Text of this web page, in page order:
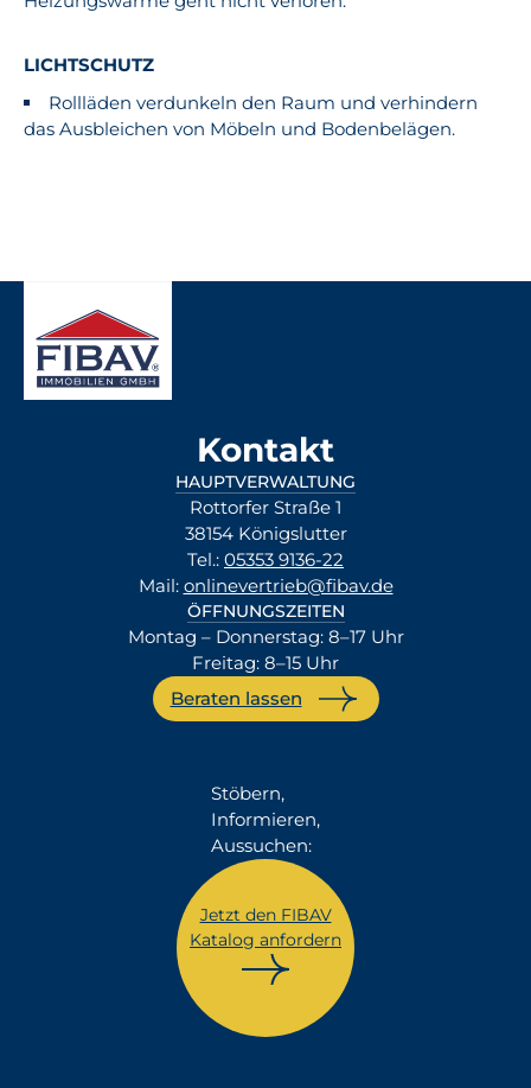
LICHTSCHUTZ
Rollläden verdunkeln den Raum und verhindern
das Ausbleichen von Möbeln und Bodenbelägen.
Kontakt
HAUPTVERWALTUNG
Rottorfer Straße 1
38154 Königslutter
Tel.: 05353 9136-22
Mail: onlinevertrieb@fibav.de
ÖFFNUNGSZEITEN
Montag – Donnerstag: 8–17 Uhr
Freitag: 8–15 Uhr
Beraten lassen
Stöbern,
Informieren,
Aussuchen:
Jetzt den FIBAV
Katalog anfordern